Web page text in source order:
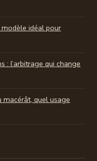
idéal pour
: l’arbitrage qui change
macérât, quel usage